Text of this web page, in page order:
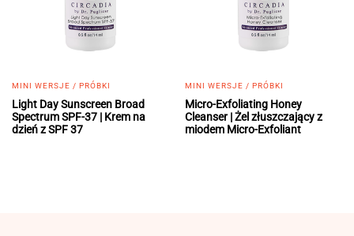
MINI WERSJE / PRÓBKI
Light Day Sunscreen Broad
Spectrum SPF-37 | Krem na
dzień z SPF 37
MINI WERSJE / PRÓBKI
Micro-Exfoliating Honey
Cleanser | Żel złuszczający z
miodem Micro-Exfoliant